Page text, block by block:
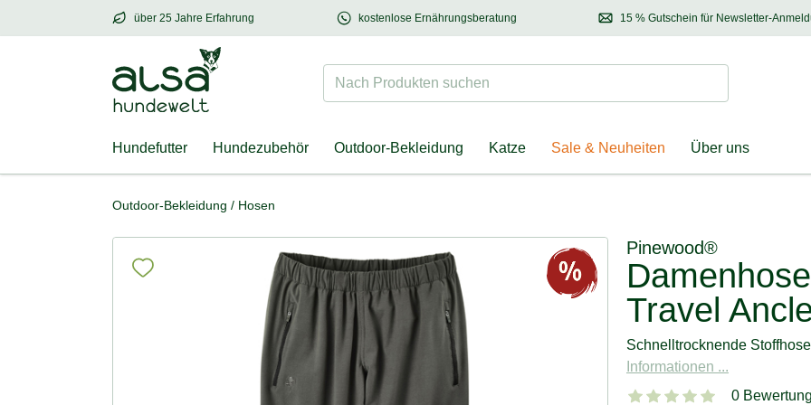
über 25 Jahre Erfahrung
über25 Jahre Erfahrung – mit Herz für Hund & Halter 15 % Gutschein für Newsletter-
Entdecken Sie
kostenlose Ernährungsberatung
Kontaktieren Sie unsere
Ernährungsberatung:
Nach Produkten suchen Suchen
Hundefutter Hundezubehör Outdoor-Bekleidung Katze Sale & Neuheiten Über uns
Outdoor-Bekleidung / Hosen
Pinewood®
Travel
Schnelltrocknende
Informationen ...
0